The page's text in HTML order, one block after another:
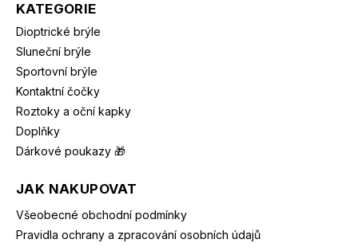
KATEGORIE
Dioptrické brýle
Sluneční brýle
Sportovní brýle
Kontaktní čočky
Roztoky a oční kapky
Doplňky
Dárkové poukazy 🎁
JAK NAKUPOVAT
Všeobecné obchodní podmínky
Pravidla ochrany a zpracování osobních údajů